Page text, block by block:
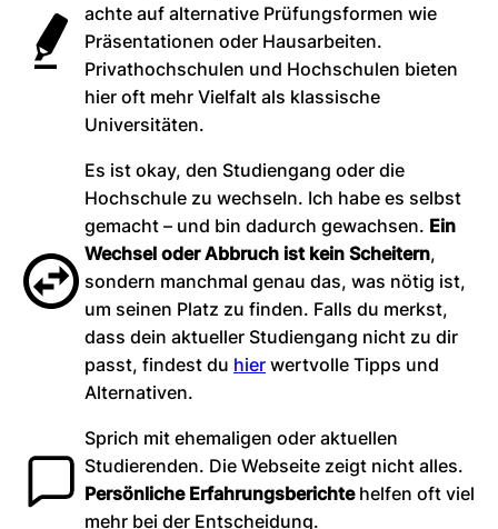
achte auf alternative Prüfungsformen wie
Präsentationen oder Hausarbeiten.
Privathochschulen und Hochschulen bieten
hier oft mehr Vielfalt als klassische
Universitäten.
Es ist okay, den Studiengang oder die
Hochschule zu wechseln. Ich habe es selbst
gemacht – und bin dadurch gewachsen. Ein
Wechsel oder Abbruch ist kein Scheitern,
sondern manchmal genau das, was nötig ist,
um seinen Platz zu finden. Falls du merkst,
dass dein aktueller Studiengang nicht zu dir
passt, findest du hier wertvolle Tipps und
Alternativen.
Sprich mit ehemaligen oder aktuellen
Studierenden. Die Webseite zeigt nicht alles.
Persönliche Erfahrungsberichtehelfen oft viel
mehr bei der Entscheidung.